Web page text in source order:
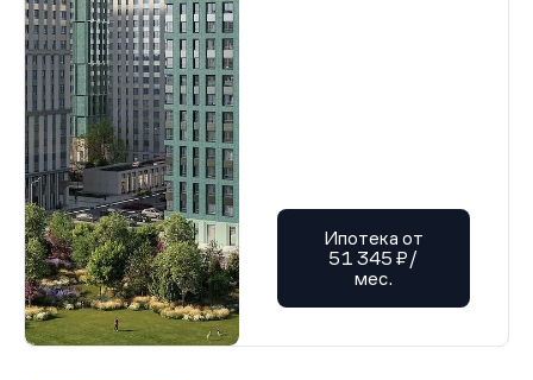
Ипотека от
51 345 ₽/
мес.